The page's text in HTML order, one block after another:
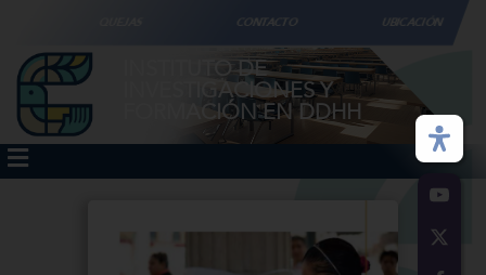
CONTACTO UBICACIÓN
INSTITUTO DE
INVESTIGACIONES Y
FORMACIÓN EN DDHH